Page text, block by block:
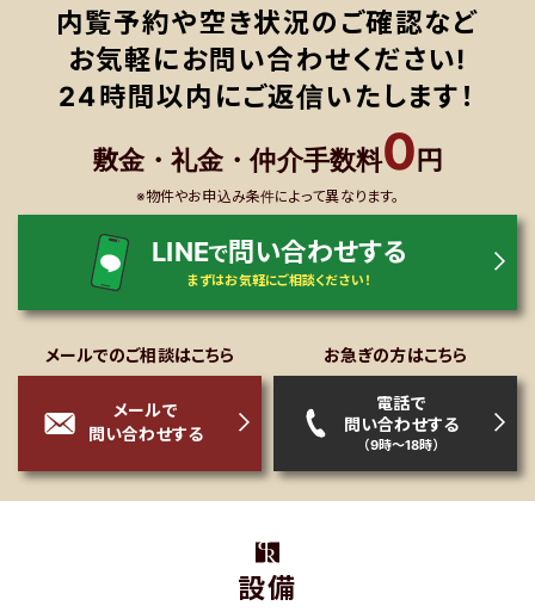
内覧予約や空き状況のご確認など
お気軽にお問い合わせください!
24時間以内にご返信いたします！
敷金・礼金・仲介手数料0円
※物件やお申込み条件によって異なります。
LINEで問い合わせする
まずはお気軽にご相談ください！
メールでのご相談はこちら
メールで
問い合わせする
お急ぎの方はこちら
電話で
問い合わせする
（9時～18時）
設備